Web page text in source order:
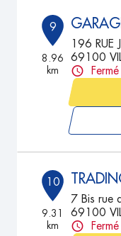
9
8.96
km
196 RUE
69100
10
9.31
km
7 Bis rue
69100